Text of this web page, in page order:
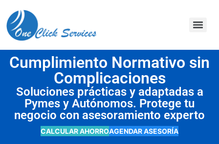
Cumplimiento Normativo sin
Complicaciones
Soluciones prácticas y adaptadas a
Pymes y Autónomos. Protege tu
negocio con asesoramiento experto
CALCULAR AHORROAGENDAR ASESORÍA